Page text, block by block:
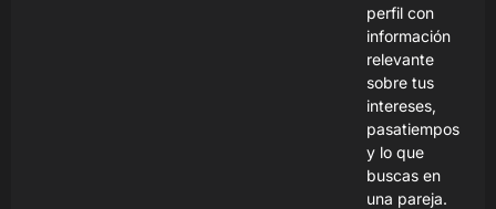
perfil con
información
relevante
sobre tus
intereses,
pasatiempos
y lo que
buscas en
una pareja.